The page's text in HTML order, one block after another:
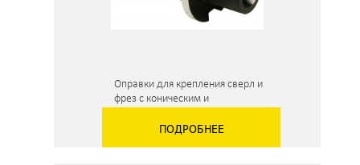
Оправки для крепления сверл и
фрез с коническим и
ПОДРОБНЕЕ